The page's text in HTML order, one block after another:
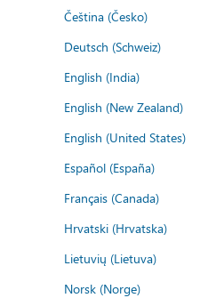
Čeština (Česko)
Deutsch (Schweiz)
English (India)
English (New Zealand)
English (United States)
Español (España)
Français (Canada)
Hrvatski (Hrvatska)
Lietuvių (Lietuva)
Norsk (Norge)